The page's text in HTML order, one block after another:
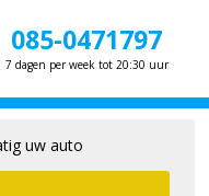
085-0471797
7 dagen per week tot 20:30 uur
uw auto